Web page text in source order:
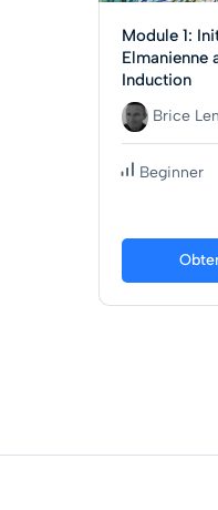
Module 1:
Elmanienne
Induction
Brice
Beginner